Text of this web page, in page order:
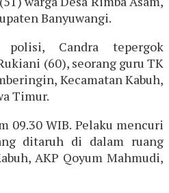
Banyuwangi.
polisi, Candra tepergok
(60), seorang guru TK
Kecamatan Kabuh,
Timur.
09.30 WIB. Pelaku mencuri
ditaruh di dalam ruang
AKP Qoyum Mahmudi,